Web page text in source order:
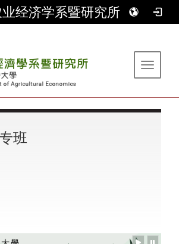
经济学系暨研究所
Toggle
班